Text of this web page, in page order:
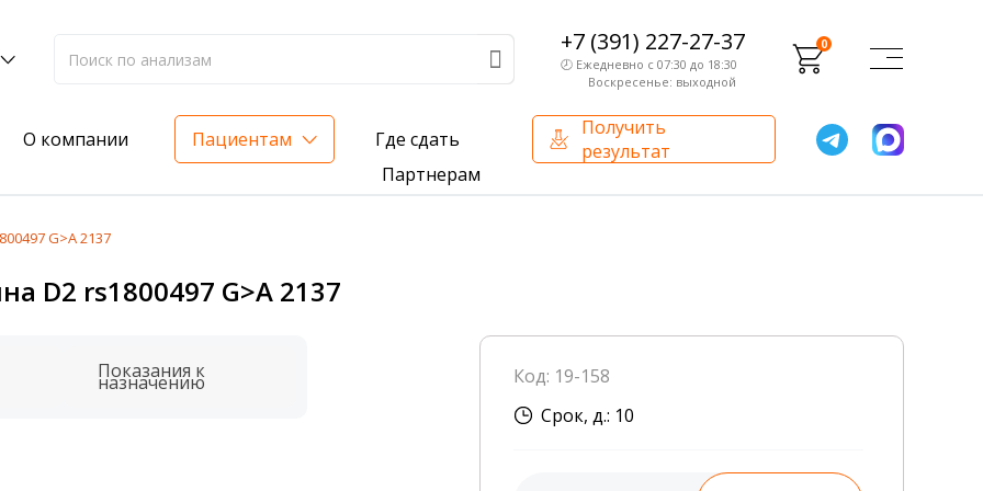
+7 (391) 227-27-37
🕗 Ежедневно с 07:30 до 18:30
Воскресенье: выходной
0
О компании Пациентам
Где сдать
Партнерам
Получить
результат
на жирорастворимые витамины — всего 3 999 ₽
для проверки на наличие инфекций
Внутренний аудит
Сотрудники лаборатории
G>A 2137
D2 rs1800497 G>A 2137
Показания к
назначению
Код: 19-158
Срок, д.: 10